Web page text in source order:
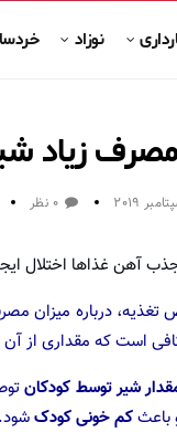
نوزاد
زیاد
0 نظر
آهن غذاها اختلال
درباره میزان
است که مقداری از آن
شیر توسط کودکان
باعثکم‌ خونی کودکشود.